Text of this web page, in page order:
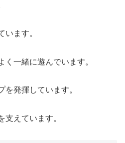
います。
一緒に遊んでいます。
を発揮しています。
支えています。